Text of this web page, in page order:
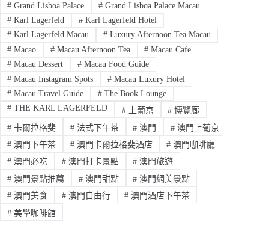
#Grand Lisboa Palace #Grand Lisboa Palace Macau
#Karl Lagerfeld #Karl Lagerfeld Hotel
#Karl Lagerfeld Macau #Luxury Afternoon Tea Macau
#Macao #Macau Afternoon Tea # Macau Cafe
#Macau Dessert #Macau Food Guide
#Macau Instagram Spots #Macau Luxury Hotel
#Macau Travel Guide #The Book Lounge
#THE KARL LAGERFELD #上葡京 # 博覽廊
#卡爾拉格斐 #法式下午茶 # 澳門 # 澳門上葡京
#澳門下午茶 #澳門卡爾拉格斐酒店 # 澳門咖啡廳
#澳門必吃 #澳門打卡景點 # 澳門旅遊
#澳門景點推薦 #澳門甜點 # 澳門網美景點
#澳門美食 #澳門自由行 # 澳門酒店下午茶
#美學咖啡館